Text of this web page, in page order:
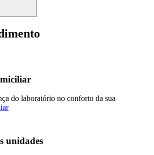
do laboratório no conforto da sua
unidades